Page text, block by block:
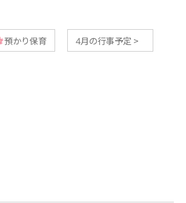
預かり保育 4月の行事予定 >